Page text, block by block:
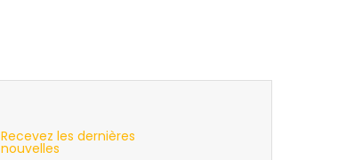
Recevez les dernières
nouvelles